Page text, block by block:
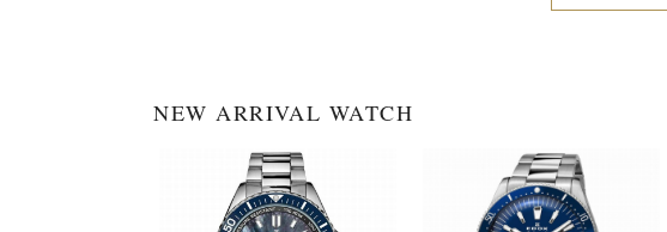
NEW ARRIVAL WATCH